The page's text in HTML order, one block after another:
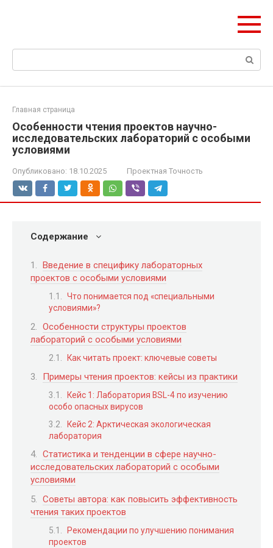
Поиск:
Главная страница
Особенности чтения проектов научно-
исследовательских лабораторий с особыми
условиями
Опубликовано: 18.10.2025 Проектная Точность
Содержание
Введение в специфику лабораторных
проектов с особыми условиями
Что понимается под «специальными
условиями»?
Особенности структуры проектов
лабораторий с особыми условиями
Как читать проект: ключевые советы
Примеры чтения проектов: кейсы из практики
Кейс 1: Лаборатория BSL-4 по изучению
особо опасных вирусов
Кейс 2: Арктическая экологическая
лаборатория
Статистика и тенденции в сфере научно-
исследовательских лабораторий с особыми
условиями
Советы автора: как повысить эффективность
чтения таких проектов
Рекомендации по улучшению понимания
проектов